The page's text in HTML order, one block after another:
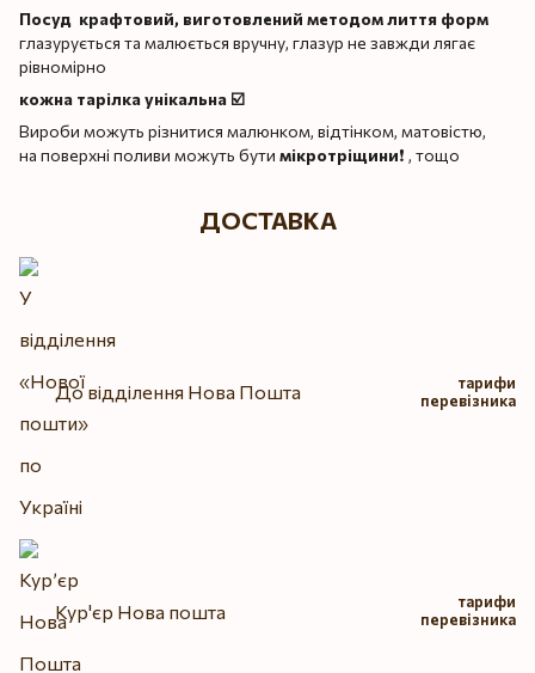
Посуд крафтовий, виготовлений методом лиття форм
глазурується та малюється вручну, глазур не завжди лягає
рівномірно
кожна тарілка унікальна ☑️
Вироби можуть різнитися малюнком, відтінком, матовістю,
на поверхні поливи можуть бути мікротріщини❗️ , тощо
ДОСТАВКА
До відділення Нова Пошта
тарифи
перевізника
Кур'єр Нова пошта
тарифи
перевізника